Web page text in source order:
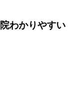
わかりやすい